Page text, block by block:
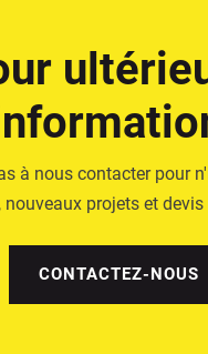
à nous contacter pour
nouveaux projets et
CONTACTEZ-NOUS